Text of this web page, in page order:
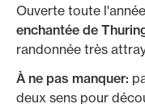
Ouverte toute
enchantée de
randonnée très
À ne pas manquer:
deux sens pour